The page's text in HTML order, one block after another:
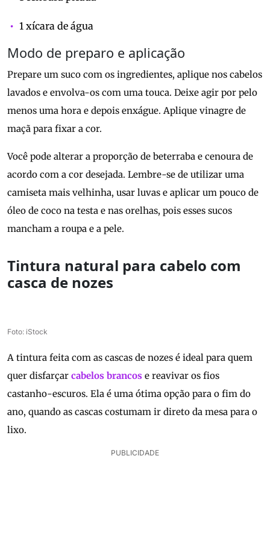
1 xícara de água
Modo de preparo e aplicação
Prepare um suco com os ingredientes, aplique nos cabelos
lavados e envolva-os com uma touca. Deixe agir por pelo
menos uma hora e depois enxágue. Aplique vinagre de
maçã para fixar a cor.
Você pode alterar a proporção de beterraba e cenoura de
acordo com a cor desejada. Lembre-se de utilizar uma
camiseta mais velhinha, usar luvas e aplicar um pouco de
óleo de coco na testa e nas orelhas, pois esses sucos
mancham a roupa e a pele.
Tintura natural para cabelo com
casca de nozes
Foto: iStock
A tintura feita com as cascas de nozes é ideal para quem
quer disfarçar cabelos brancos e reavivar os fios
castanho-escuros. Ela é uma ótima opção para o fim do
ano, quando as cascas costumam ir direto da mesa para o
lixo.
PUBLICIDADE